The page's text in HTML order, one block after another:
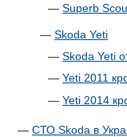
—Superb
—Skoda Yeti
—Skoda Yeti
—Yeti 2011
—Yeti 2014
— СТО Skoda в